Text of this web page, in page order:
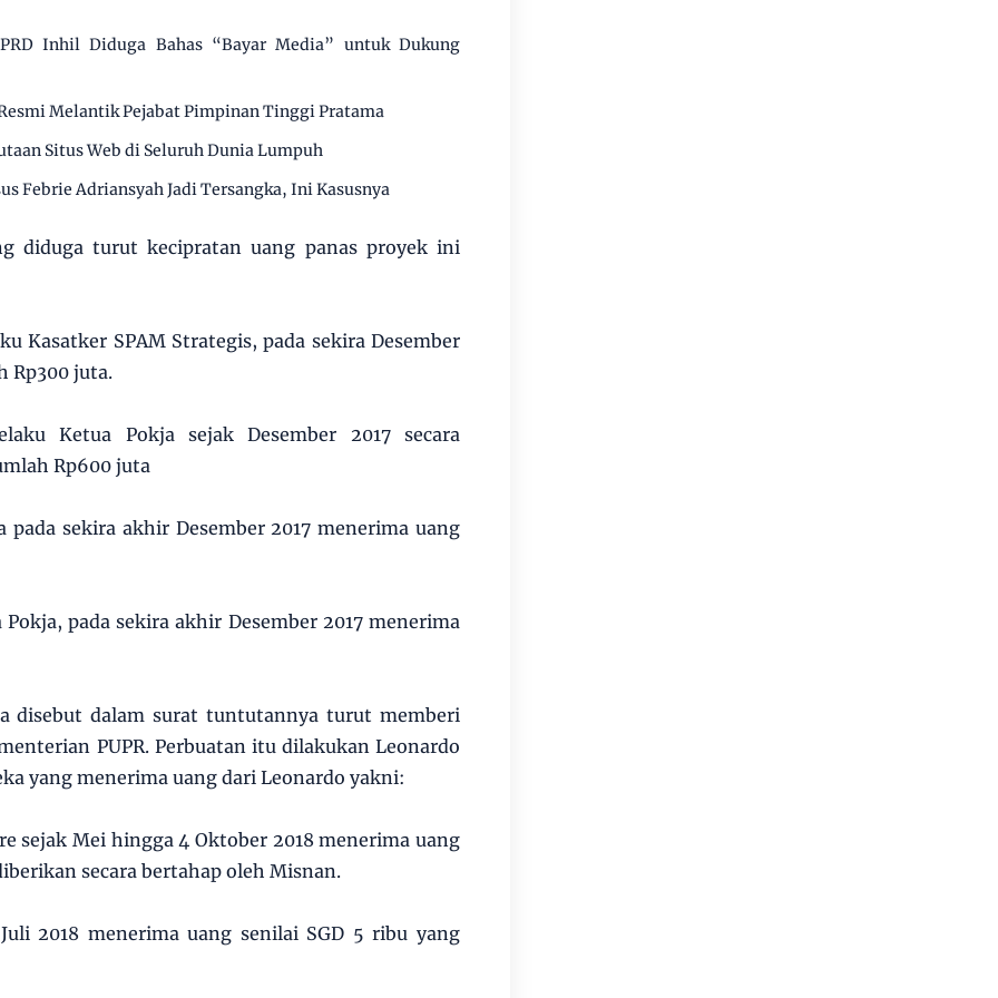
Inhil Diduga Bahas “Bayar Media” untuk Dukung
Melantik Pejabat Pimpinan Tinggi Pratama
Situs Web di Seluruh Dunia Lumpuh
Febrie Adriansyah Jadi Tersangka, Ini Kasusnya
diduga turut kecipratan uang panas proyek ini
Kasatker SPAM Strategis, pada sekira Desember
Rp300 juta.
Ketua Pokja sejak Desember 2017 secara
Rp600 juta
pada sekira akhir Desember 2017 menerima uang
pada sekira akhir Desember 2017 menerima
disebut dalam surat tuntutannya turut memberi
PUPR. Perbuatan itu dilakukan Leonardo
yang menerima uang dari Leonardo yakni:
sejak Mei hingga 4 Oktober 2018 menerima uang
secara bertahap oleh Misnan.
2018 menerima uang senilai SGD 5 ribu yang